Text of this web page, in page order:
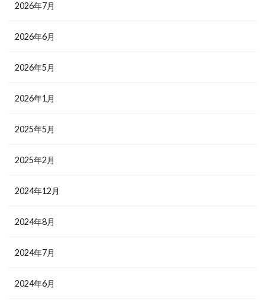
2026年7月
2026年6月
2026年5月
2026年1月
2025年5月
2025年2月
2024年12月
2024年8月
2024年7月
2024年6月